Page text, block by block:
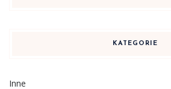
KATEGORIE
Inne